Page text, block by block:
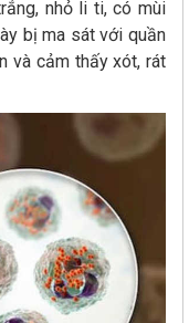
nhỏ li ti, có mùi
bị ma sát với quần
và cảm thấy xót, rát